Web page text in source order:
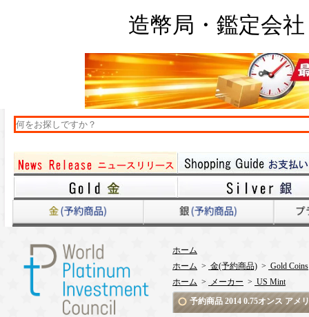
造幣局・鑑定会
ホーム
ホーム > 金(予約商品) > Gold Coins
ホーム > メーカー > US Mint
予約商品 2014 0.75オンス アメ